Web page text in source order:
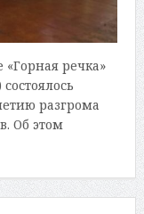
речка»
разгрома
Об этом